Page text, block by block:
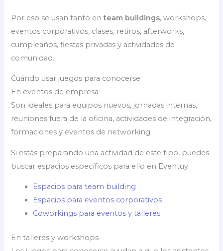
Por eso se usan tanto enteam buildings, workshops,
eventos corporativos, clases, retiros, afterworks,
cumpleaños, fiestas privadas y actividades de
comunidad.
Cuándo usar juegos para conocerse
En eventos de empresa
Son ideales para equipos nuevos, jornadas internas,
reuniones fuera de la oficina, actividades de integración,
formaciones y eventos de networking.
Si estás preparando una actividad de este tipo, puedes
buscar espacios específicos para ello en Eventuy:
Espacios para team building
Espacios para eventos corporativos
Coworkings para eventos y talleres
En talleres y workshops